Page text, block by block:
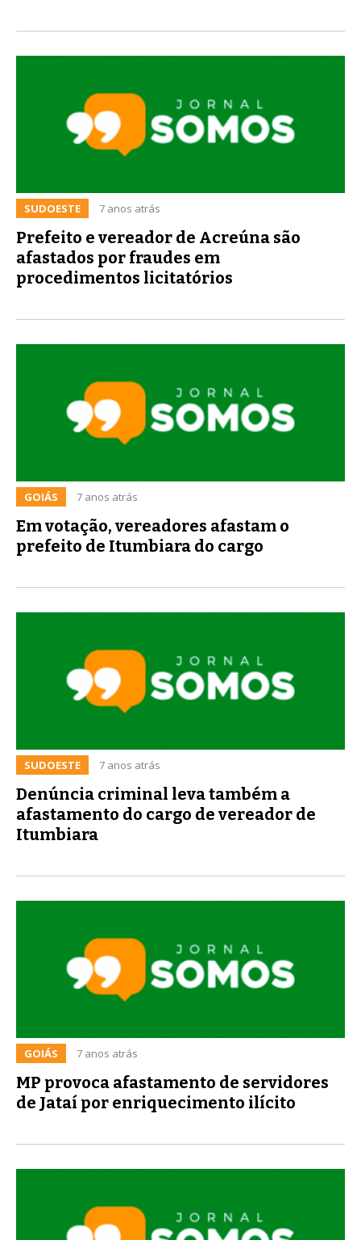
SUDOESTE 7 anos atrás
Prefeito e vereador de Acreúna são
afastados por fraudes em
procedimentos licitatórios
GOIÁS 7 anos atrás
Em votação, vereadores afastam o
prefeito de Itumbiara do cargo
SUDOESTE 7 anos atrás
Denúncia criminal leva também a
afastamento do cargo de vereador de
Itumbiara
GOIÁS 7 anos atrás
MP provoca afastamento de servidores
de Jataí por enriquecimento ilícito